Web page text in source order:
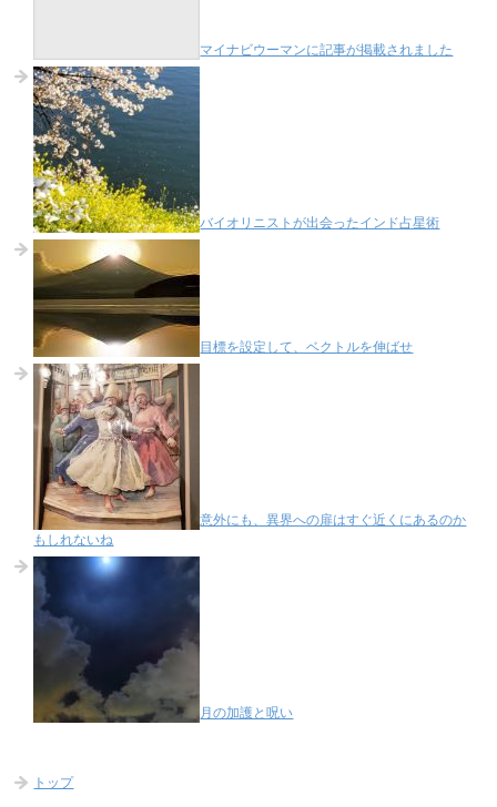
マイナビウーマンに記事が掲載されました
バイオリニストが出会ったインド占星術
目標を設定して、ベクトルを伸ばせ
意外にも、異界への扉はすぐ近くにあるのか
もしれないね
月の加護と呪い
トップ